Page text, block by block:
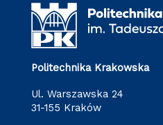
Politechnika Krakowska
ul. Warszawska 24
31-155 Kraków